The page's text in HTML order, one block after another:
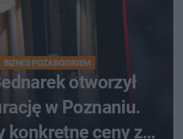
BIZNES POZA BOISKIEM
otworzył
w Poznaniu.
konkretne ceny z